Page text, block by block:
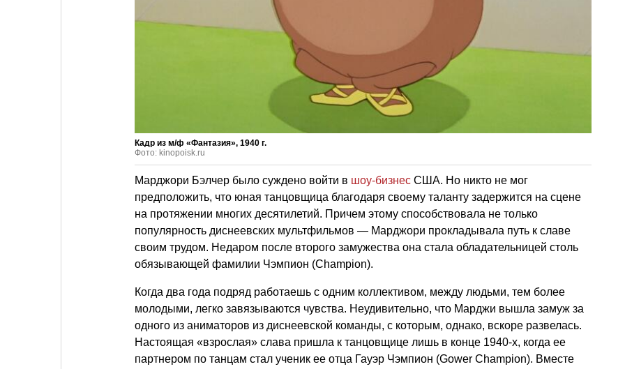
Кадр из м/ф «Фантазия», 1940 г.
Фото: kinopoisk.ru
Марджори Бэлчер было суждено войти в шоу-бизнес США. Но никто не мог
предположить, что юная танцовщица благодаря своему таланту задержится на сцене
на протяжении многих десятилетий. Причем этому способствовала не только
популярность диснеевских мультфильмов — Марджори прокладывала путь к славе
своим трудом. Недаром после второго замужества она стала обладательницей столь
обязывающей фамилии Чэмпион (Champion).
Когда два года подряд работаешь с одним коллективом, между людьми, тем более
молодыми, легко завязываются чувства. Неудивительно, что Марджи вышла замуж за
одного из аниматоров из диснеевской команды, с которым, однако, вскоре развелась.
Настоящая «взрослая» слава пришла к танцовщице лишь в конце 1940-х, когда ее
партнером по танцам стал ученик ее отца Гауэр Чэмпион (Gower Champion). Вместе